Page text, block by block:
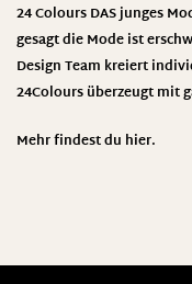
24 Colours DAS junges
gesagt die Mode ist
Design Team kreiert
24Colours überzeugt mit
Mehr findest du hier.